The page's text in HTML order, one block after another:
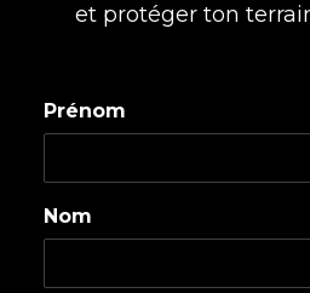
et protéger ton
Prénom
Nom